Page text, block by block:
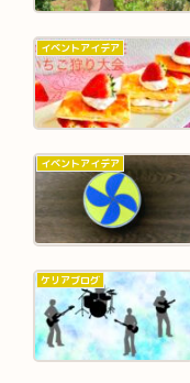
イベントアイデア
イベントアイデア
ケリアブログ